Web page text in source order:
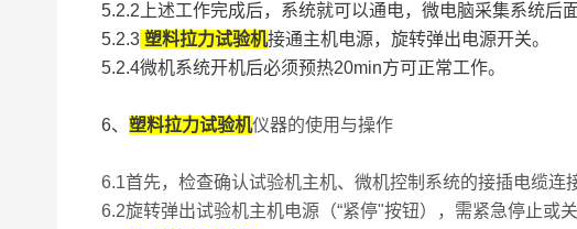
5.2.2上述工作完成后，系统就可以通电，微电脑采集系统后
5.2.3 塑料拉力试验机接通主机电源，旋转弹出电源开关。
5.2.4微机系统开机后必须预热20min方可正常工作。
6、 塑料拉力试验机仪器的使用与操作
6.1首先，检查确认试验机主机、微机控制系统的接插电缆连
6.2旋转弹出试验机主机电源（“紧停"按钮），需紧急停止或